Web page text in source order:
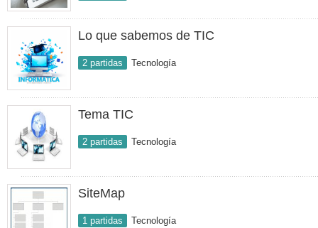
Lo que sabemos de TIC
2 partidas Tecnología
Tema TIC
2 partidas Tecnología
SiteMap
1 partidas Tecnología